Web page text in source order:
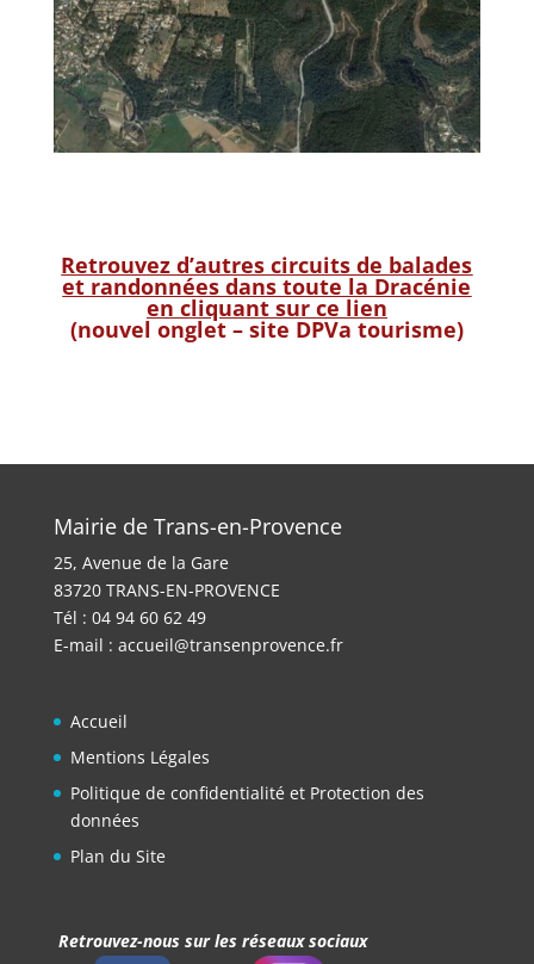
Retrouvez d’autres circuits de balades
et randonnées dans toute la Dracénie
en cliquant sur ce lien
(nouvel onglet – site DPVa tourisme)
Mairie de Trans-en-Provence
25, Avenue de la Gare
83720 TRANS-EN-PROVENCE
Tél : 04 94 60 62 49
E-mail : accueil@transenprovence.fr
Accueil
Mentions Légales
Politique de confidentialité et Protection des
données
Plan du Site
Retrouvez-nous sur les réseaux sociaux